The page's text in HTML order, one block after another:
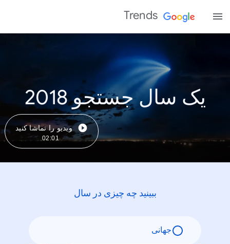
Trends
یک سال جستجو 2018
ویدیو را تماشا کنید
02:01
ببینید چه چیزی در سال
جهانی